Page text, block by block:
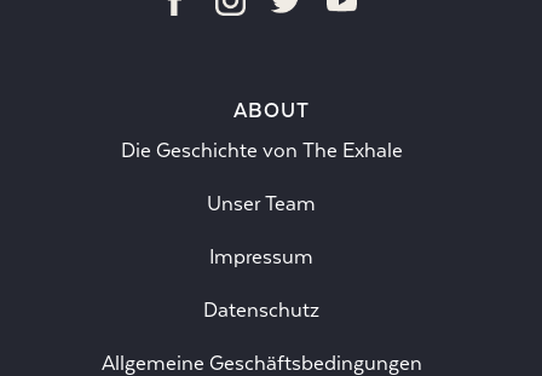
ABOUT
Die Geschichte von The Exhale
Unser Team
Impressum
Datenschutz
Allgemeine Geschäftsbedingungen